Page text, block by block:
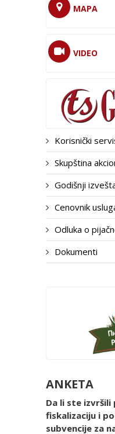
MAPA
VIDEO
Korisnički
Skupština
Godišnji
Cenovnik
Odluka o
Dokumenti
ANKETA
Da li ste izvršili
fiskalizaciju i
subvencije za